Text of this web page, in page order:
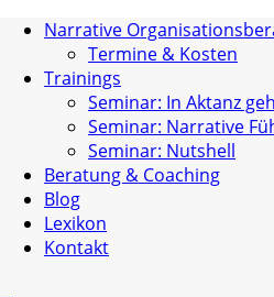
Narrative
Termine & Kosten
Trainings
Seminar: In Aktanz
Seminar: Narrative
Seminar: Nutshell
Beratung & Coaching
Blog
Lexikon
Kontakt